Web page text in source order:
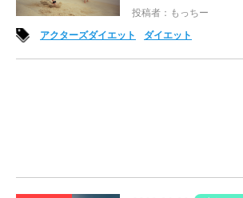
投稿者：もっちー
アクターズダイエット
ダイエット